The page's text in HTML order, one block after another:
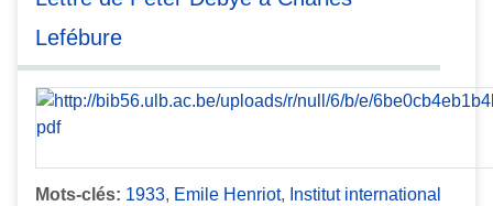
Lefébure
Mots-clés: 1933, Emile Henriot, Institut international